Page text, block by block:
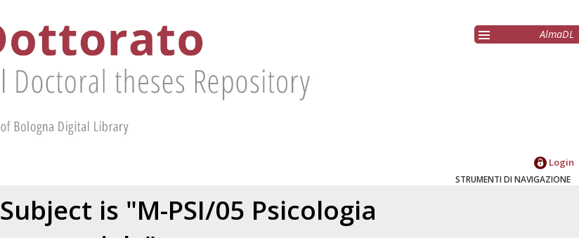
AlmaDL
Login
STRUMENTI DI NAVIGAZIONE
is "M-PSI/05 Psicologia